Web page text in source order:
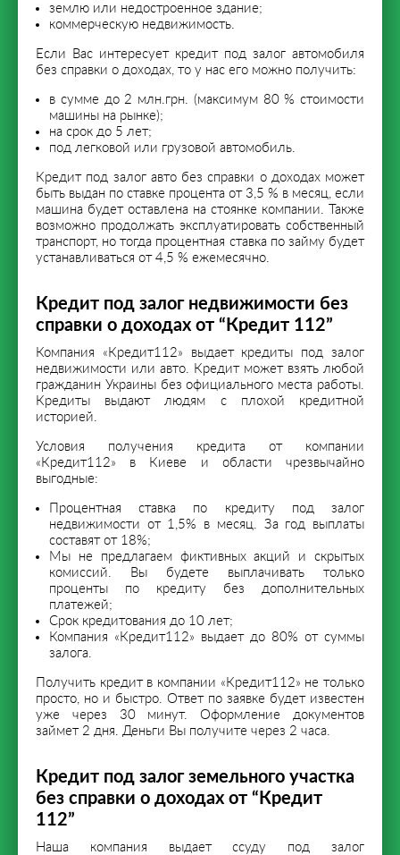
землю или недостроенное здание;
коммерческую недвижимость.
Если Вас интересует кредит под залог автомобиля
без справки о доходах, то у нас его можно получить:
в сумме до 2 млн.грн. (максимум 80 % стоимости
машины на рынке);
на срок до 5 лет;
под легковой или грузовой автомобиль.
Кредит под залог авто без справки о доходах может
быть выдан по ставке процента от 3,5 % в месяц, если
машина будет оставлена на стоянке компании. Также
возможно продолжать эксплуатировать собственный
транспорт, но тогда процентная ставка по займу будет
устанавливаться от 4,5 % ежемесячно.
Кредит под залог недвижимости без
справки о доходах от “Кредит 112”
Компания «Кредит112» выдает кредиты под залог
недвижимости или авто. Кредит может взять любой
гражданин Украины без официального места работы.
Кредиты выдают людям с плохой кредитной
историей.
Условия получения кредита от компании
«Кредит112» в Киеве и области чрезвычайно
выгодные:
Процентная ставка по кредиту под залог
недвижимости от 1,5% в месяц. За год выплаты
составят от 18%;
Мы не предлагаем фиктивных акций и скрытых
комиссий. Вы будете выплачивать только
проценты по кредиту без дополнительных
платежей;
Срок кредитования до 10 лет;
Компания «Кредит112» выдает до 80% от суммы
залога.
Получить кредит в компании «Кредит112» не только
просто, но и быстро. Ответ по заявке будет известен
уже через 30 минут. Оформление документов
займет 2 дня. Деньги Вы получите через 2 часа.
Кредит под залог земельного участка
без справки о доходах от “Кредит
112”
Наша компания выдает ссуду под залог